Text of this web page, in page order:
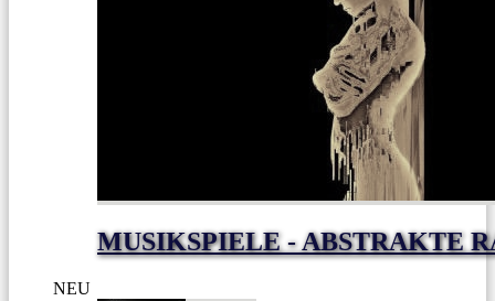
MUSIKSPIELE - ABSTRAKTE
NEU